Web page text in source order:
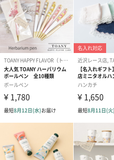
ンク（
のしカード
商品の形質上、のしを直接添付
同梱します。
※のし下はご記入いただけません